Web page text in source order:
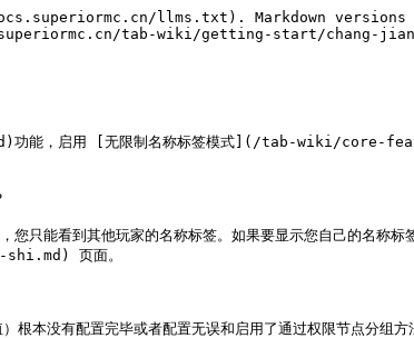
llms.txt). Markdown versions
tab-wiki/getting-start/chang-
能，启用 [无限制名称标签模式](/tab-wiki/core-
，您只能看到其他玩家的名称标签。如果要显示您自己的
页面。
本没有配置完毕或者配置无误和启用了通过权限节点分组